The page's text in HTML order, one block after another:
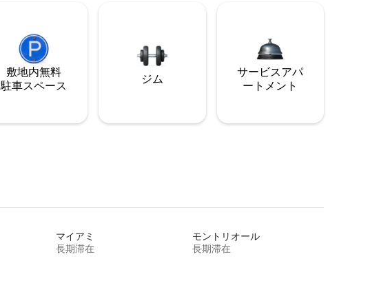
敷地内無料
駐⁠車ス⁠ペ⁠ー⁠ス
ジム
サービスアパ
ートメント
マイアミ
長期滞在
モントリオール
長期滞在